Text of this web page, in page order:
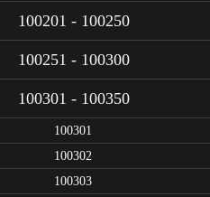
100201 - 100250
100251 - 100300
100301 - 100350
100301
100302
100303